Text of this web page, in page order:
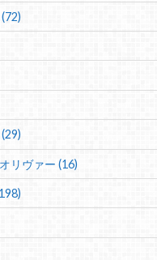
リヴァー (16)